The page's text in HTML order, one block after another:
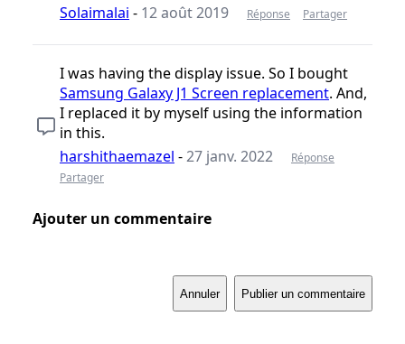
Solaimalai - 12 août 2019 Réponse Partager
I was having the display issue. So I bought
Samsung Galaxy J1 Screen replacement. And,
I replaced it by myself using the information
in this.
harshithaemazel -27 janv. 2022
Réponse
Partager
Ajouter un commentaire
Annuler Publier un commentaire